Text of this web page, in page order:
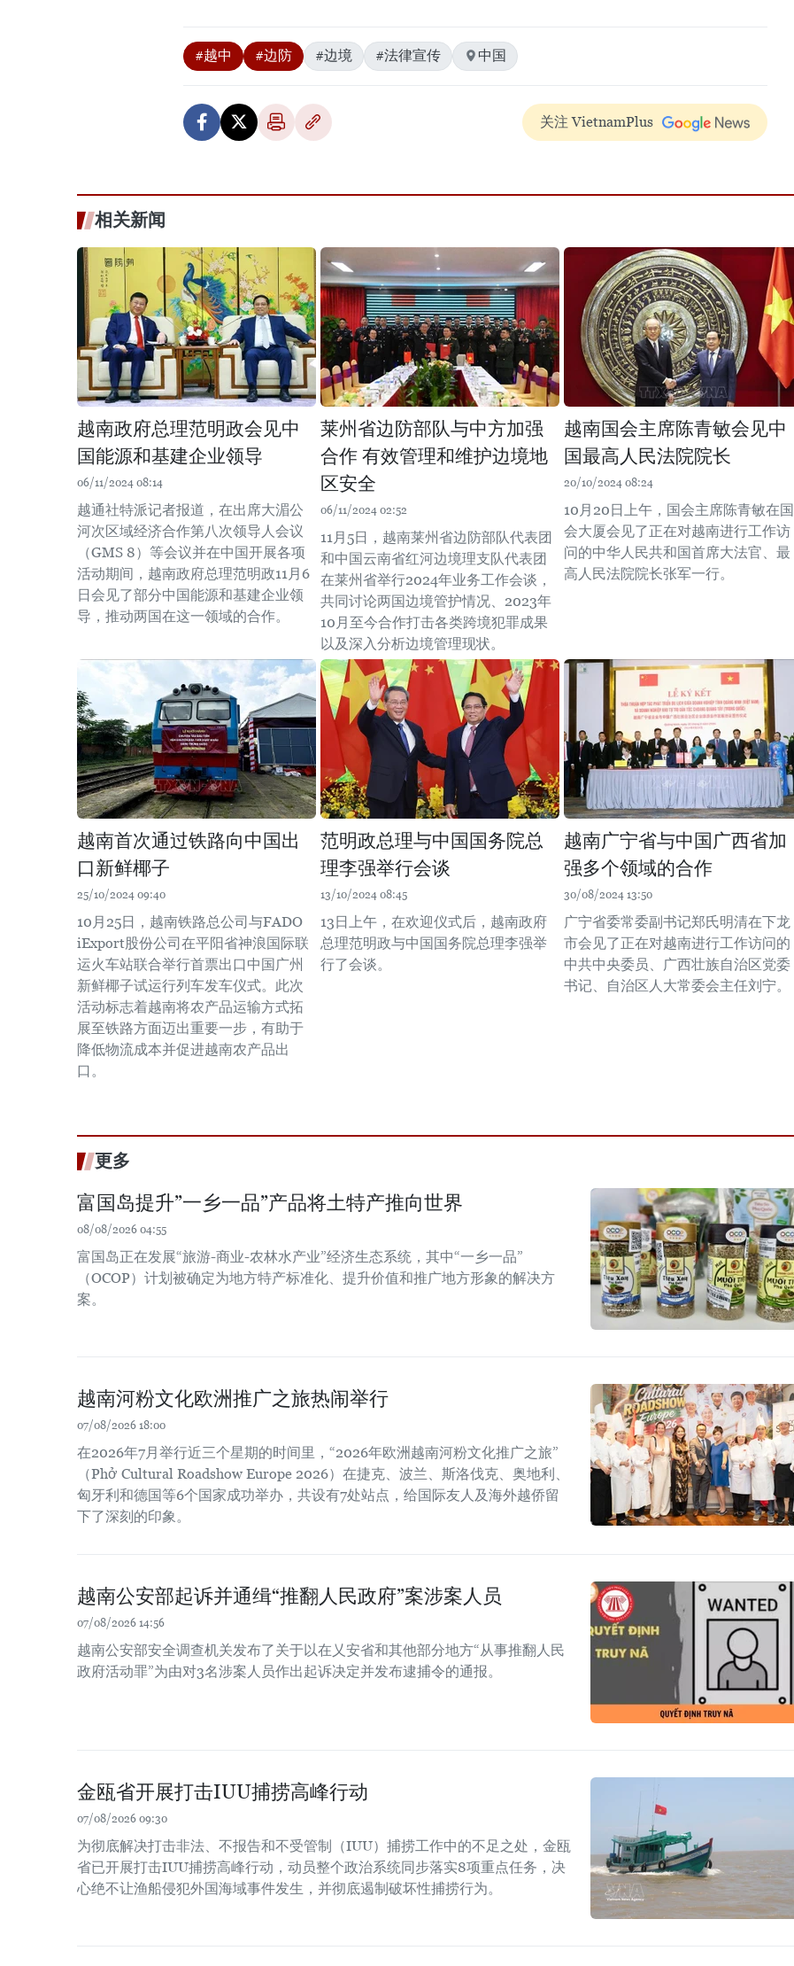
#越中 #边防 #边境 #法律宣传 中国
关注 VietnamPlus
相关新闻
越南政府总理范明政会见中
国能源和基建企业领导
06/11/2024 08:14
越通社特派记者报道，在出席大湄公
河次区域经济合作第八次领导人会议
（GMS 8）等会议并在中国开展各项
活动期间，越南政府总理范明政11月6
日会见了部分中国能源和基建企业领
导，推动两国在这一领域的合作。
莱州省边防部队与中方加强
合作 有效管理和维护边境地
区安全
06/11/2024 02:52
11月5日，越南莱州省边防部队代表团
和中国云南省红河边境理支队代表团
在莱州省举行2024年业务工作会谈，
共同讨论两国边境管护情况、2023年
10月至今合作打击各类跨境犯罪成果
以及深入分析边境管理现状。
越南国会主席陈青敏会见中
国最高人民法院院长
20/10/2024 08:24
10月20日上午，国会主席陈青敏在国
会大厦会见了正在对越南进行工作访
问的中华人民共和国首席大法官、最
高人民法院院长张军一行。
越南首次通过铁路向中国出
口新鲜椰子
25/10/2024 09:40
10月25日，越南铁路总公司与FADO
iExport股份公司在平阳省神浪国际联
运火车站联合举行首票出口中国广州
新鲜椰子试运行列车发车仪式。此次
活动标志着越南将农产品运输方式拓
展至铁路方面迈出重要一步，有助于
降低物流成本并促进越南农产品出
口。
范明政总理与中国国务院总
理李强举行会谈
13/10/2024 08:45
13日上午，在欢迎仪式后，越南政府
总理范明政与中国国务院总理李强举
行了会谈。
越南广宁省与中国广西省加
强多个领域的合作
30/08/2024 13:50
广宁省委常委副书记郑氏明清在下龙
市会见了正在对越南进行工作访问的
中共中央委员、广西壮族自治区党委
书记、自治区人大常委会主任刘宁。
更多
富国岛提升”一乡一品”产品将土特产推向世界
08/08/2026 04:55
富国岛正在发展“旅游-商业-农林水产业”经济生态系统，其中“一乡一品”
（OCOP）计划被确定为地方特产标准化、提升价值和推广地方形象的解决方
案。
越南河粉文化欧洲推广之旅热闹举行
07/08/2026 18:00
在2026年7月举行近三个星期的时间里，“2026年欧洲越南河粉文化推广之旅”
（Phở Cultural Roadshow Europe 2026）在捷克、波兰、斯洛伐克、奥地利、
匈牙利和德国等6个国家成功举办，共设有7处站点，给国际友人及海外越侨留
下了深刻的印象。
越南公安部起诉并通缉“推翻人民政府”案涉案人员
07/08/2026 14:56
越南公安部安全调查机关发布了关于以在乂安省和其他部分地方“从事推翻人民
政府活动罪”为由对3名涉案人员作出起诉决定并发布逮捕令的通报。
金瓯省开展打击IUU捕捞高峰行动
07/08/2026 09:30
为彻底解决打击非法、不报告和不受管制（IUU）捕捞工作中的不足之处，金瓯
省已开展打击IUU捕捞高峰行动，动员整个政治系统同步落实8项重点任务，决
心绝不让渔船侵犯外国海域事件发生，并彻底遏制破坏性捕捞行为。